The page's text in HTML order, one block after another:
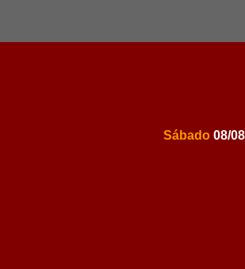
Sábado 08/